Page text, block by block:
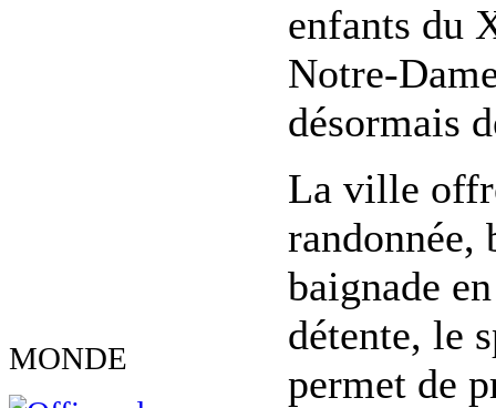
MONDE
enfants du
Notre-
désormais
La ville
randonnée,
baignade
détente, le
permet de